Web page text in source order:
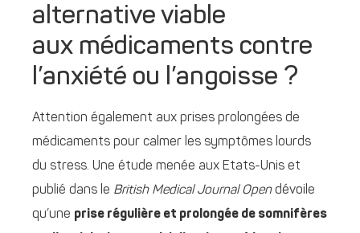
alternative viable
aux médicaments contre
l’anxiété ou l’angoisse ?
Attention également aux prises prolongées de
médicaments pour calmer les symptômes lourds
du stress. Une étude menée aux Etats-Unis et
publié dans le British Medical Journal Opendévoile
qu’une prise régulière et prolongée de somnifères